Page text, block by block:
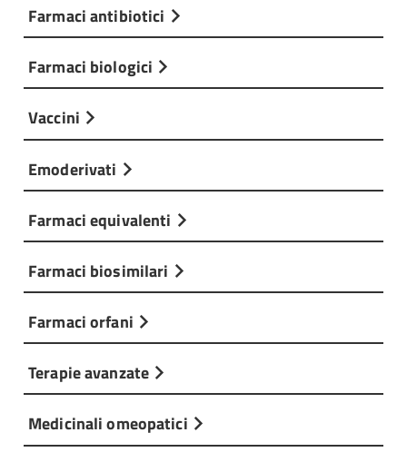
Farmaci antibiotici
Farmaci biologici
Vaccini
Emoderivati
Farmaci equivalenti
Farmaci biosimilari
Farmaci orfani
Terapie avanzate
Medicinali omeopatici